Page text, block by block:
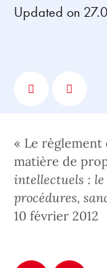
Updated on
« Le
matière de
intellectuels : le
procédures,
10 février 2012